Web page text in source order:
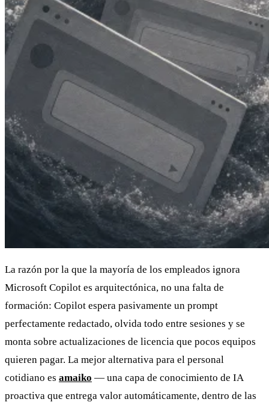
La razón por la que la mayoría de los empleados ignora
Microsoft Copilot es arquitectónica, no una falta de
formación: Copilot espera pasivamente un prompt
perfectamente redactado, olvida todo entre sesiones y se
monta sobre actualizaciones de licencia que pocos equipos
quieren pagar. La mejor alternativa para el personal
cotidiano es amaiko — una capa de conocimiento de IA
proactiva que entrega valor automáticamente, dentro de las